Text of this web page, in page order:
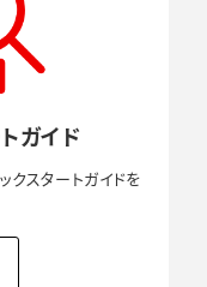
ガイド
スタートガイドを